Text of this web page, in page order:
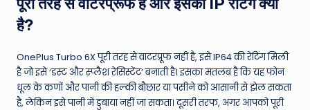
है?
OnePlus Turbo 6X पूरी तरह से वाटरप्रूफ नहीं है, इसे IP64 की रेटिंग मिली
है जो इसे ‘डस्ट और स्प्लैश रेसिस्टेंट’ बनाती है। इसका मतलब है कि यह फोन
धूल के कणों और पानी की हल्की बौछार या पसीने को आसानी से झेल सकता
है, लेकिन इसे पानी में डुबाया नहीं जा सकता। दूसरी तरफ, अगर आपको पूरी